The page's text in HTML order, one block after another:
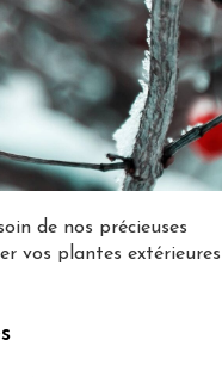
de nos précieuses
vos plantes extérieures